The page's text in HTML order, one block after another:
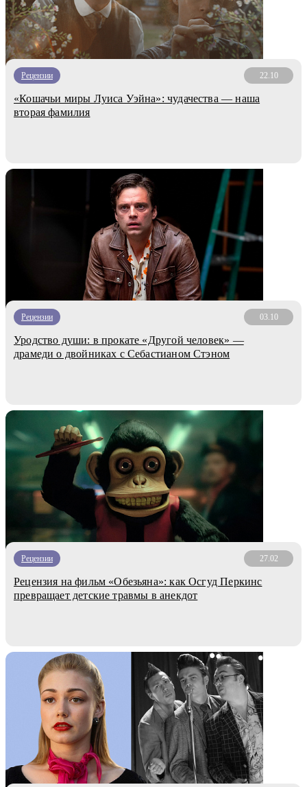
Рецензии 22.10
«Кошачьи миры Луиса Уэйна»: чудачества — наша
вторая фамилия
Рецензии 03.10
Уродство души: в прокате «Другой человек» —
драмеди о двойниках с Себастианом Стэном
Рецензии 27.02
Рецензия на фильм «Обезьяна»: как Осгуд Перкинс
превращает детские травмы в анекдот